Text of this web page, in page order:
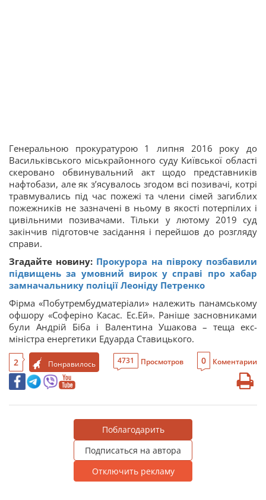
Генеральною прокуратурою 1 липня 2016 року до
Васильківського міськрайонного суду Київської області
скеровано обвинувальний акт щодо представників
нафтобази, але як з’ясувалось згодом всі позивачі, котрі
травмувались під час пожежі та члени сімей загиблих
пожежників не зазначені в ньому в якості потерпілих і
цивільними позивачами. Тільки у лютому 2019 суд
закінчив підготовче засідання і перейшов до розгляду
справи.
Згадайте новину: Прокурора на півроку позбавили
підвищень за умовний вирок у справі про хабар
замначальнику поліції Леоніду Петренко
Фірма «Побутрембудматеріали» належить панамському
офшору «Соферіно Касас. Ес.Ей». Раніше засновниками
були Андрій Біба і Валентина Ушакова – теща екс-
міністра енергетики Едуарда Ставицького.
2 Понравилось 4731 Просмотров 0 Коментарии
Поблагодарить
Подписаться на автора
Отключить рекламу